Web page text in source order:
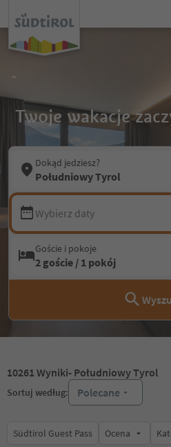
Twoje wakacje
Dokąd jedziesz?
Południowy Tyrol
Wybierz daty
Goście i pokoje
2 goście / 1 pokój
10261 Wyniki- Południowy Tyrol
Sortuj według: Polecane
Südtirol Guest Pass Ocena